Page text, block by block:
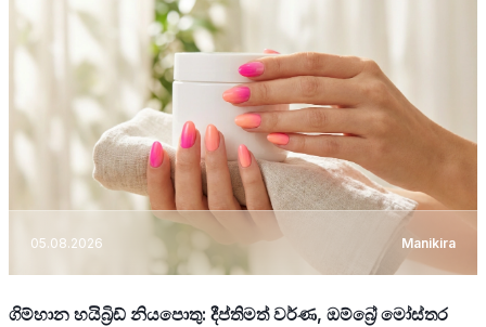
05.08.2026 Manikira
ගිම්හාන හයිබ්‍රිඩ් නියපොතු: දීප්තිමත් වර්ණ, ඔම්බ්‍රේ මෝස්තර